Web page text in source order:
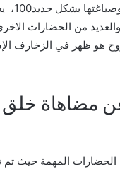
ظهر في
من الحضارات
هو ظهر في الزخارف
مضاهاة خلق
المهمة حيث تم